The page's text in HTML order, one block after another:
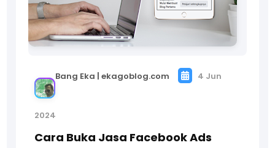
Bang Eka | ekagoblog.com 4 Jun
2024
Cara Buka Jasa Facebook Ads